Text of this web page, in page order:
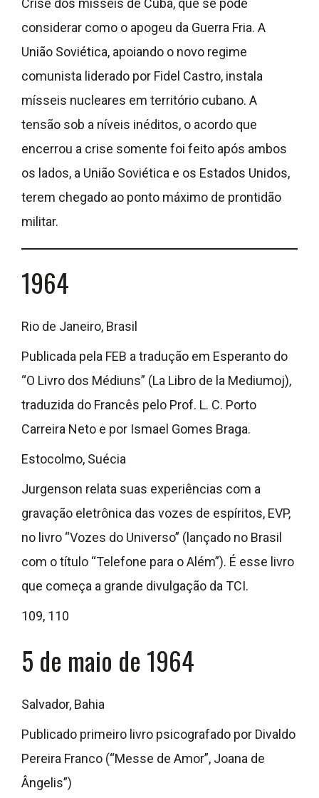
Crise dos mísseis de Cuba, que se pode
considerar como o apogeu da Guerra Fria. A
União Soviética, apoiando o novo regime
comunista liderado por Fidel Castro, instala
mísseis nucleares em território cubano. A
tensão sob a níveis inéditos, o acordo que
encerrou a crise somente foi feito após ambos
os lados, a União Soviética e os Estados Unidos,
terem chegado ao ponto máximo de prontidão
militar.
1964
Rio de Janeiro, Brasil
Publicada pela FEB a tradução em Esperanto do
“O Livro dos Médiuns” (La Libro de la Mediumoj),
traduzida do Francês pelo Prof. L. C. Porto
Carreira Neto e por Ismael Gomes Braga.
Estocolmo, Suécia
Jurgenson relata suas experiências com a
gravação eletrônica das vozes de espíritos, EVP,
no livro “Vozes do Universo” (lançado no Brasil
com o título “Telefone para o Além”). É esse livro
que começa a grande divulgação da TCI.
109, 110
5 de maio de 1964
Salvador, Bahia
Publicado primeiro livro psicografado por Divaldo
Pereira Franco (“Messe de Amor”, Joana de
Ângelis”)